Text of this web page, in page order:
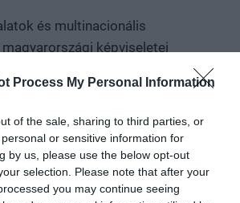
Process My Personal Information
of the sale, sharing to third parties, or
or sensitive information for
by us, please use the below opt-out
selection. Please note that after your
you may continue seeing
és multinacionális
képviseletei
szolgáltató vállalatok
inputgyártó vállalatok képviselői